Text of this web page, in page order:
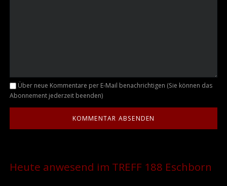
Kommentar
Über neue Kommentare per E-Mail benachrichtigen (Sie können das
Abonnement jederzeit beenden)
Heute anwesend im TREFF 188 Eschborn